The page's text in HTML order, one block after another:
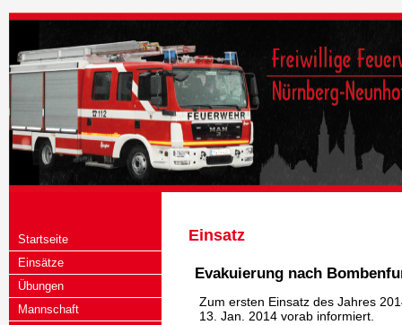
Startseite
Einsätze
Übungen
Mannschaft
Einsatz
Evakuierung nach
Zum ersten Einsatz des Jahres
13. Jan. 2014 vorab informiert.